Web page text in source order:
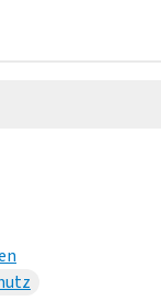
mit
manuell einstellbar
12,9" Display
Bordcomputer